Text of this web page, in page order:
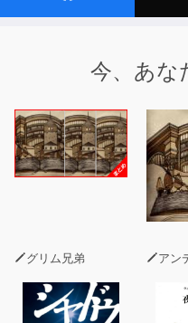
今、あな
グリム兄弟 アン